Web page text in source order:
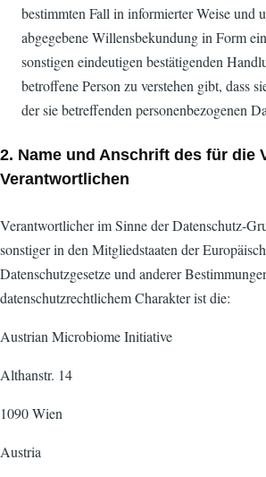
bestimmten Fall in informierter Weise und
abgegebene Willensbekundung in Form
sonstigen eindeutigen bestätigenden
betroffene Person zu verstehen gibt, dass
der sie betreffenden personenbezogenen
2. Name und Anschrift des für die
Verantwortlichen
Verantwortlicher im Sinne der Datenschutz-
sonstiger in den Mitgliedstaaten der
Datenschutzgesetze und anderer
datenschutzrechtlichem Charakter ist die:
Austrian Microbiome Initiative
Althanstr. 14
1090 Wien
Austria